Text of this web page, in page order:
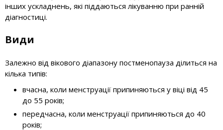
інших ускладнень, які піддаються лікуванню при ранній
діагностиці.
Види
Залежно від вікового діапазону постменопауза ділиться на
кілька типів:
вчасна, коли менструації припиняються у віці від 45
до 55 років;
передчасна, коли менструації припиняються до 40
років;